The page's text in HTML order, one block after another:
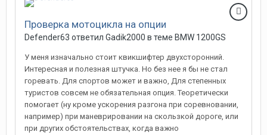
Проверка мотоцикла на опции
Defender63 ответил Gadik2000 в теме BMW 1200GS
У меня изначально стоит квикшифтер двухсторонний.
Интересная и полезная штучка. Но без нее я бы не стал
горевать. Для спортов может и важно, Для степенных
туристов совсем не обязательная опция. Теоретически
помогает (ну кроме ускорения разгона при соревновании,
например) при маневрировании на скользкой дороге, или
при других обстоятельствах, когда важно